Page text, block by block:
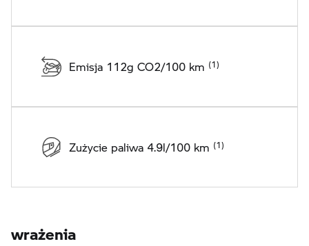
Emisja 112g CO2/100 km
Zużycie paliwa 4.9l/100 km
wrażenia